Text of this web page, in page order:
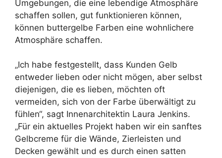
Umgebungen, die eine lebendige Atmosphäre
schaffen sollen, gut funktionieren können,
können buttergelbe Farben eine wohnlichere
Atmosphäre schaffen.
„Ich habe festgestellt, dass Kunden Gelb
entweder lieben oder nicht mögen, aber selbst
diejenigen, die es lieben, möchten oft
vermeiden, sich von der Farbe überwältigt zu
fühlen“, sagt Innenarchitektin Laura Jenkins.
„Für ein aktuelles Projekt haben wir ein sanftes
Gelbcreme für die Wände, Zierleisten und
Decken gewählt und es durch einen satten